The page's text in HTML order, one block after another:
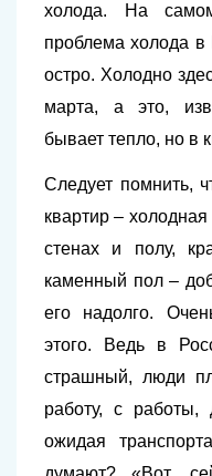
холода. На
проблема холода в
остро. Холодно
марта, а это,
бывает тепло, но в
Следует помнить,
квартир –
стенах и полу,
каменный пол –
его надолго.
этого. Ведь в
страшный, люди
работу, с работы,
ожидая